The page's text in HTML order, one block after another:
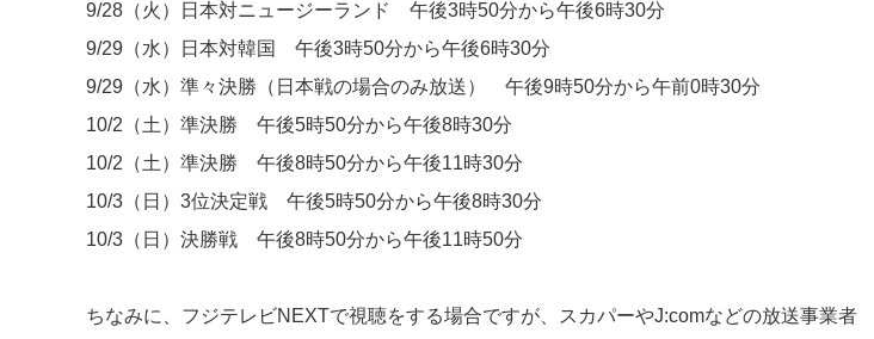
9/28（火）日本対ニュージーランド 午後3時50分から午後6時30分
9/29（水）日本対韓国 午後3時50分から午後6時30分
9/29（水）準々決勝（日本戦の場合のみ放送） 午後9時50分から午前0時30分
10/2（土）準決勝 午後5時50分から午後8時30分
10/2（土）準決勝 午後8時50分から午後11時30分
10/3（日）3位決定戦 午後5時50分から午後8時30分
10/3（日）決勝戦 午後8時50分から午後11時50分
ちなみに、フジテレビNEXTで視聴をする場合ですが、スカパーやJ:comなどの放送事業者